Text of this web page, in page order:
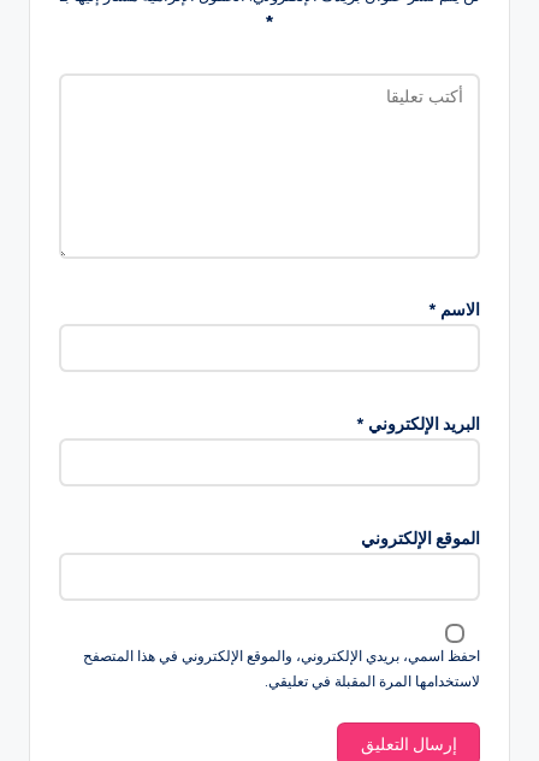
*
الاسم *
البريد الإلكتروني *
الموقع الإلكتروني
احفظ اسمي، بريدي الإلكتروني، والموقع الإلكتروني في هذا المتصفح
لاستخدامها المرة المقبلة في تعليقي.